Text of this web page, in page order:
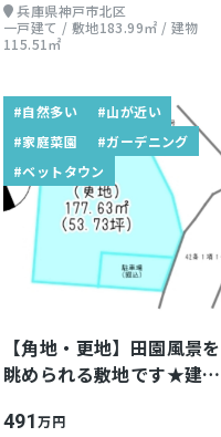
兵庫県神戸市北区
一戸建て / 敷地183.99㎡ / 建物
115.51㎡
#自然多い
#山が近い
#家庭菜園
#ガーデニング
#ベットタウン
【角地・更地】田園風景を
眺められる敷地です★建築
491万円